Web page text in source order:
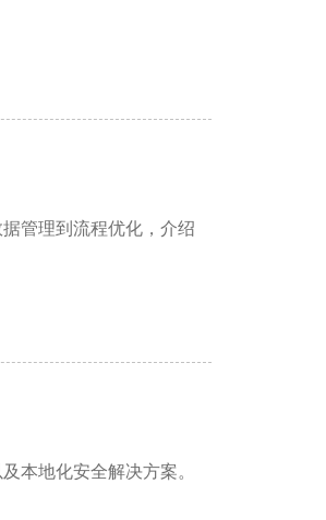
管理到流程优化，介绍
本地化安全解决方案。